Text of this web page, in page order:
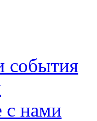
события
с нами